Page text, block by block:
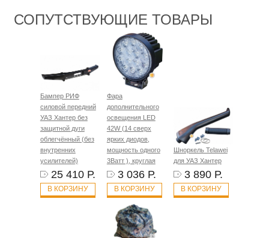
СОПУТСТВУЮЩИЕ ТОВАРЫ
Бампер РИФ
силовой передний
УАЗ Хантер без
защитной дуги
облегчённый (без
внутренних
усилителей)
25 410 Р.
В КОРЗИНУ
Фара
дополнительного
освещения LED
42W (14 сверх
ярких диодов,
мощность одного
3Ватт ), круглая
3 036 Р.
В КОРЗИНУ
Шноркель Telawei
для УАЗ Хантер
3 890 Р.
В КОРЗИНУ